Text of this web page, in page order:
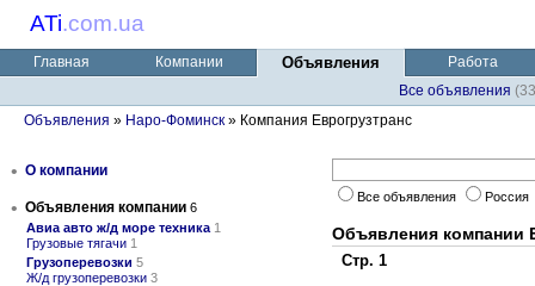
ATi.com.ua
Главная Компании Объявления
Работа
Все объявления
Объявления » Наро-Фоминск » Компания Еврогрузтранс
• О компании
• Объявления компании 6
Авиа авто ж/д море техника 1
Грузовые тягачи 1
Грузоперевозки 5
Ж/д грузоперевозки 3
Все объявления Россия
Объявления компании
Стр. 1